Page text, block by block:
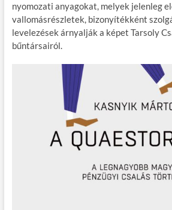
nyomozati anyagokat, melyek jelenleg
vallomásrészletek, bizonyítékként
levelezések árnyalják a képet Tarsoly
bűntársairól.